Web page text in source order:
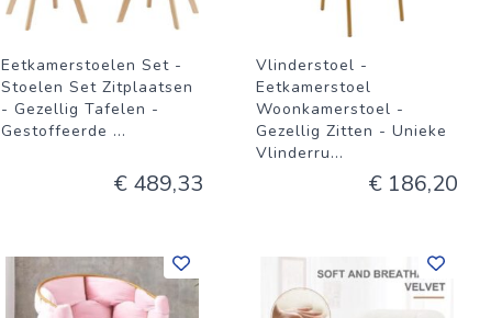
Eetkamerstoelen Set -
Stoelen Set Zitplaatsen
- Gezellig Tafelen -
Gestoffeerde ...
€ 489,33
Vlinderstoel -
Eetkamerstoel
Woonkamerstoel -
Gezellig Zitten - Unieke
Vlinderru...
€ 186,20